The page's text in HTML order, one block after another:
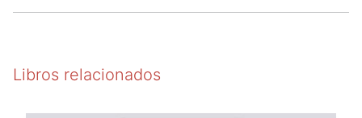
Libros relacionados